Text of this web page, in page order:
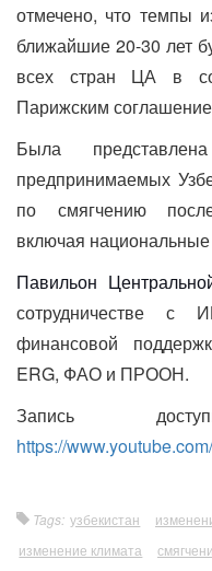
отмечено, что темпы
ближайшие 20-30 лет
всех стран ЦА в
Парижским
Была
предпринимаемых
по смягчению
включая национальные
Павильон
финансовой
ERG, ФАО и ПРООН.
Запись
https://
Tags: узбекистан
изменение климата